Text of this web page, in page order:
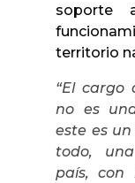
soporte
territorio
“El cargo
no es
este es
todo,
país, con